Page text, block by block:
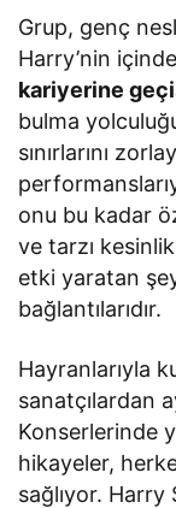
Grup, genç
Harry’nin
kariyerine
bulma
sınırlarını
onu bu kadar
ve tarzı
etki yaratan
bağlantılarıdır.
Hayranlarıyla
sanatçılardan
Konserlerinde
hikayeler,
sağlıyor. Harry